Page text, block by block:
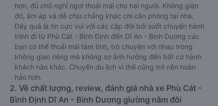
hơn, đủ chỗ nghỉ ngơi thoải mái cho hai người. Không gian
đó, ấm áp và dễ chịu chẳng khác chi căn phòng tại nhà.
Đây quả là tin cực vui với các cặp đôi bởi suốt chuyến hành
trình đi từ Phù Cát - Bình Định đến Dĩ An - Bình Dương các
bạn có thể thoải mái tâm tình, trò chuyện với nhau trong
không gian riêng mà không sợ ảnh hưởng đến bất cứ hành
khách nào khác. Chuyến du lịch vì thế cũng trở nên hoàn
hảo hơn.
2. Về chất lượng, review, đánh giá nhà xe Phù Cát -
Bình Định Dĩ An - Bình Dương giường nằm đôi